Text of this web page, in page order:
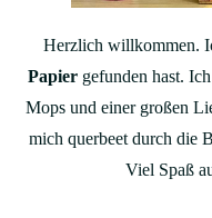
Herzlich willkommen.
Papier gefunden hast.
Mops und einer großen
mich querbeet durch die
Viel Spaß